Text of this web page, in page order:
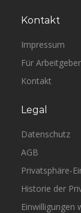
Kontakt
Impressum
Für Arbeitgeber
Kontakt
Legal
Datenschutz
AGB
Privatsphäre-
Historie der
Einwilligungen